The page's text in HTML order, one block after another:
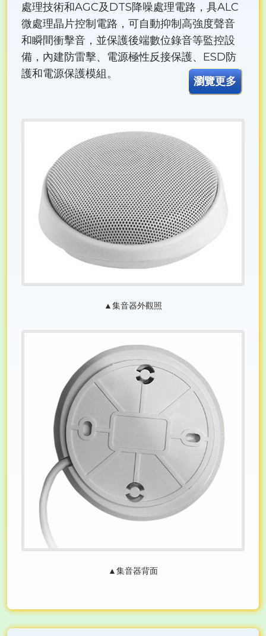
處理技術和AGC及DTS降噪處理電路，具ALC
微處理晶片控制電路，可自動抑制高強度聲音
和瞬間衝擊音，並保護後端數位錄音等監控設
備，內建防雷擊、電源極性反接保護、ESD防
護和電源保護模組。
瀏覽更多
▲集音器外觀照
▲集音器背面